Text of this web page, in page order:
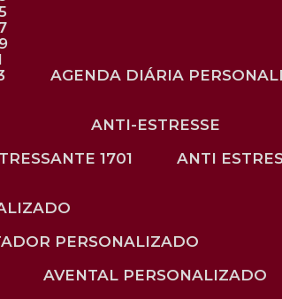
AGENDA DIÁRIA
ANTI-ESTRESSE
1701 ANTI
PERSONALIZADO
AVENTAL PERSONALIZADO